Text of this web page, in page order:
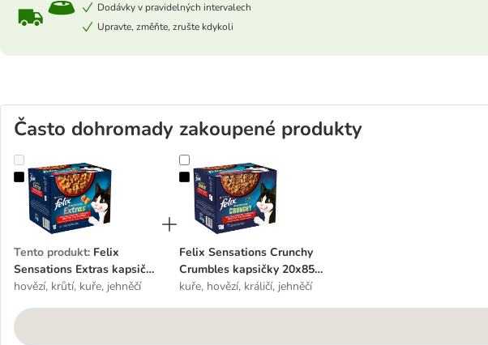
Dodávky v pravidelných intervalech
Upravte, změňte, zrušte kdykoli
Často dohromady zakoupené produkty
Felix Sensations Extras kapsičky 24 x 85 g
Tento produkt: Felix
Sensations Extras kapsičky
24 x 85 g
hovězí, krůtí, kuře, jehněčí
Felix Sensations Crunchy Crumbles kapsičky 20x85 g +
Felix Sensations Crunchy
Crumbles kapsičky 20x85 g
+ 2x40 g
kuře, hovězí, králičí, jehněčí